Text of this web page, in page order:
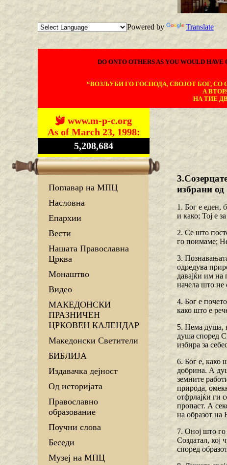
Powered by Translate
DO ONTO OTHERS AS YOU WOULD HAVE
“ВОЗЉУБИ ГО ГОСПОДА, СВОЈОТ БОГ, СО
А
НА ТИЕ
www.m-p-c.org
As of March 23, 1998:
5,208,684
Поглавар на МПЦ
Насловна
Епархии
Вести
Нашата Православна
Црква
Монаштво
Видео
МАКЕДОНСКИ
ПРАЗНИЧЕН
ЦРКОВЕН КАЛЕНДАР
Македонски Светители
БИБЛИЈА
Издавачка дејност
Од историјата
Православно
образование
Поучни слова
Беседи
Музеј на МПЦ
избрани
1. Бог е еден,
и како; Тој e
2. Се што
го поимаме;
3.
одредува
давајќи им на
начела што не
4. Бог е
како што е
5. Нема душа,
душа според
избира за
6. Бог е, како
добрина. А
земните
природа,
отфрлајќи ги
пропаст. А
на образот на
7. Оној што го
Создатал, кој
според